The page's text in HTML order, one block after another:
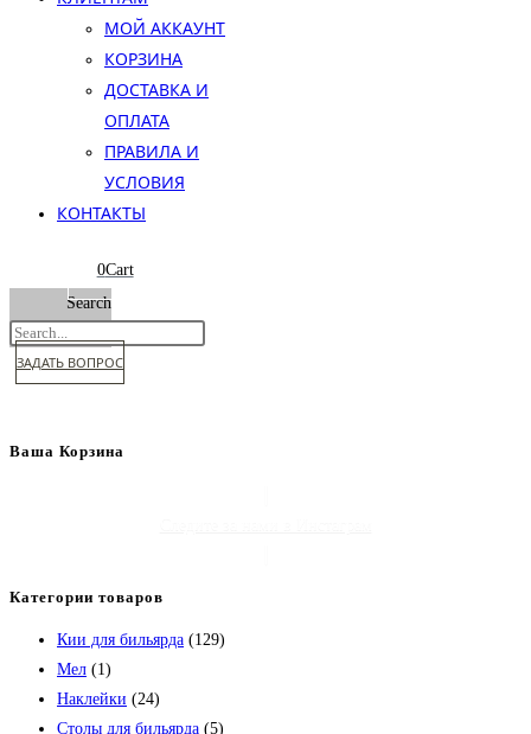
МОЙ АККАУНТ
КОРЗИНА
ДОСТАВКА И
ОПЛАТА
ПРАВИЛА И
УСЛОВИЯ
КОНТАКТЫ
0Cart
Search
ЗАДАТЬ ВОПРОС
Ваша Корзина
Категории товаров
Кии для бильярда (129)
Мел (1)
Наклейки (24)
Столы для бильярда (5)